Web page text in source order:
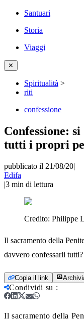
Santuari
Storia
Viaggi
✕
Spiritualità >
riti
confessione
Confessione:
tutti i propri
pubblicato il 21/08/20|
Edifa
|3 min di lettura
Credito: Philippe
Il sacramento della
davvero confessarli tutti?
Copia il link
Condividi su :
Il sacramento della